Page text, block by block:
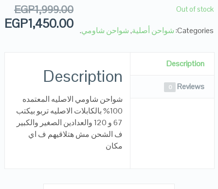
EGP1,999.00
EGP1,450.00
Out of stock
Categories: شواحن أصلية,شواحن شاومي.
Description
Reviews
0
Description
شواحن شاومي الاصليه المعتمده
100% بالكابلات الاصليه تربو بيكتب
67 و 120 والعدادين الصغير والكبير
ف الشحن مش هتلاقيهم ف اي
مكان